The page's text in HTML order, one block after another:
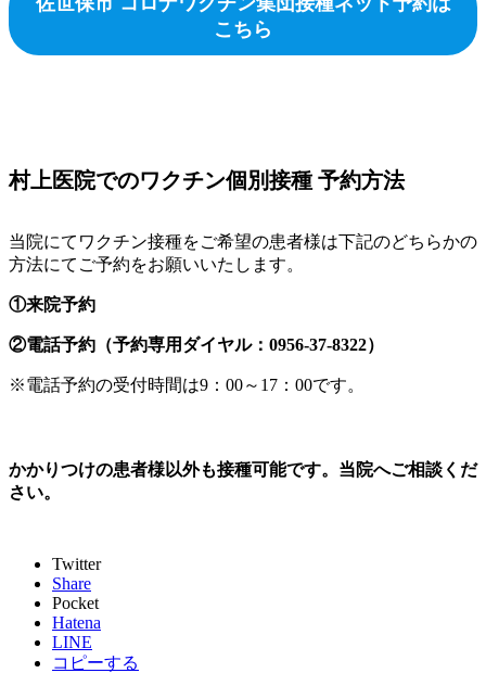
こちら
村上医院でのワクチン個別接種 予約方法
当院にてワクチン接種をご希望の患者様は下記のどちらかの
方法にてご予約をお願いいたします。
①来院予約
②電話予約（予約専用ダイヤル：0956-37-8322）
※電話予約の受付時間は9：00～17：00です。
かかりつけの患者様以外も接種可能です。当院へご相談くだ
さい。
Twitter
Share
Pocket
Hatena
LINE
コピーする